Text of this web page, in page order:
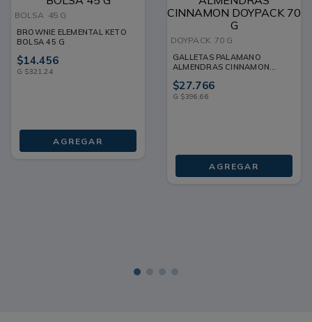
BOLSA 45 G
BROWNIE ELEMENTAL KETO
BOLSA 45 G
$14.456
G $321,24
AGREGAR
DOYPACK 70 G
GALLETAS PALAMANO
ALMENDRAS CINNAMON
$27.766
G $396,66
AGREGAR